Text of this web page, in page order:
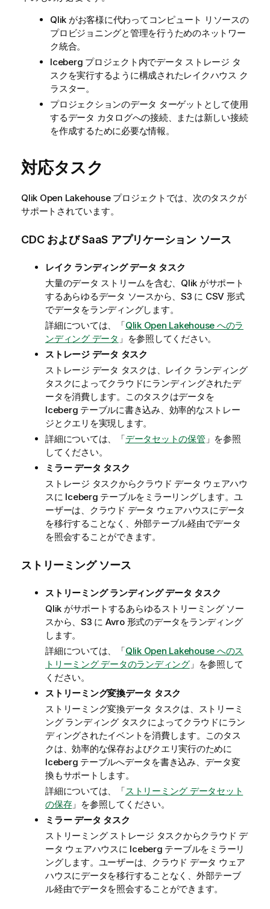
Qlik がお客様に代わってコンピュート リソースの
プロビジョニングと管理を行うためのネットワー
ク統合。
Iceberg プロジェクト内でデータ ストレージ タ
スクを実行するように構成されたレイクハウス ク
ラスター。
プロジェクションのデータ ターゲットとして使用
するデータ カタログへの接続、または新しい接続
を作成するために必要な情報。
対応タスク
Qlik Open Lakehouseプロジェクトでは、次のタスクが
サポートされています。
CDC および SaaS アプリケーション ソース
レイク ランディング データ タスク
大量のデータ ストリームを含む、 Qlik がサポート
するあらゆるデータ ソースから、S3 に CSV 形式
でデータをランディングします。
詳細については、「Qlik Open Lakehouse へのラ
ンディング データ 」を参照してください。
ストレージ データ タスク
ストレージ データ タスクは、レイク ランディング
タスクによってクラウドにランディングされたデ
ータを消費します。このタスクはデータを
Iceberg テーブルに書き込み、効率的なストレー
ジとクエリを実現します。
詳細については、「データセットの保管 」を参照
してください。
ミラー データ タスク
ストレージ タスクからクラウド データ ウェアハウ
スに Iceberg テーブルをミラーリングします。ユ
ーザーは、クラウド データ ウェアハウスにデータ
を移行することなく、外部テーブル経由でデータ
を照会することができます。
ストリーミング ソース
ストリーミング ランディング データ タスク
Qlik がサポートするあらゆるストリーミング ソー
スから、S3 に Avro 形式のデータをランディング
します。
詳細については、「Qlik Open Lakehouse へのス
トリーミング データのランディング」を参照して
ください。
ストリーミング変換データ タスク
ストリーミング変換データ タスクは、ストリーミ
ング ランディング タスクによってクラウドにラン
ディングされたイベントを消費します。このタス
クは、効率的な保存およびクエリ実行のために
Iceberg テーブルへデータを書き込み、データ変
換もサポートします。
詳細については、「ストリーミング データセット
の保存」を参照してください。
ミラー データ タスク
ストリーミング ストレージ タスクからクラウド デ
ータ ウェアハウスに Iceberg テーブルをミラーリ
ングします。ユーザーは、クラウド データ ウェア
ハウスにデータを移行することなく、外部テーブ
ル経由でデータを照会することができます。